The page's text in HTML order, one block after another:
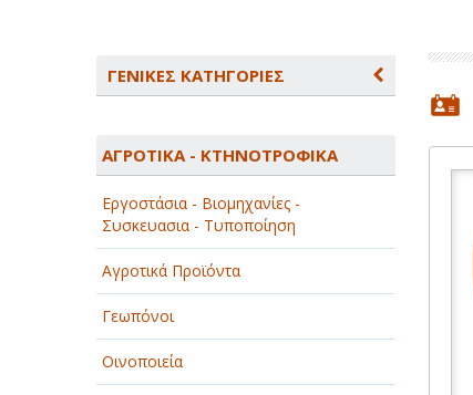
ΓΕΝΙΚΕΣ ΚΑΤΗΓΟΡΙΕΣ
ΑΘΛΗΤΙΣΜΟΣ
ΑΥΤΟΚΙΝΗΤΑ - ΜΗΧΑΝΕΣ - ΣΚΑΦΗ
ΔΙΑΣΚΕΔΑΣΗ - ΨΥΧΑΓΩΓΙΑ - ΤΕΧΝΕΣ
ΔΙΑΦΗΜΙΣΗ - ΜΜΕ
ΕΚΚΛΗΣΙΕΣ - ΦΙΛΑΝΘΡΩΠΙΚΑ
ΣΩΜΑΤΕΙΑ
ΑΓΡΟΤΙΚΑ - ΚΤΗΝΟΤΡΟΦΙΚΑ
Εργοστάσια - Βιομηχανίες -
Συσκευασια - Τυποποίηση
Αγροτικά Προϊόντα
Γεωπόνοι
Οινοποιεία